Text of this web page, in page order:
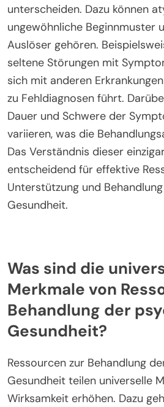
unterscheiden. Dazu können
ungewöhnliche Beginnmuster
Auslöser gehören.
seltene Störungen mit
sich mit anderen
zu Fehldiagnosen führt.
Dauer und Schwere der
variieren, was die
Das Verständnis dieser
entscheidend für effektive
Unterstützung und
Gesundheit.
Was sind die
Merkmale von
Behandlung der
Gesundheit?
Ressourcen zur Behandlung
Gesundheit teilen universelle
Wirksamkeit erhöhen. Dazu